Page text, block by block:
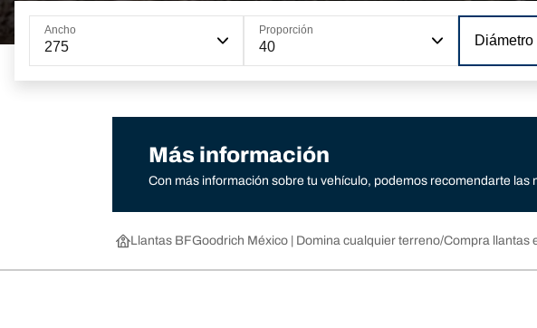
Ancho
275
Proporción
40 Diámetro
Más información
Con más información sobre tu vehículo, podemos recomendarte las
Llantas BFGoodrich México | Domina cualquier terreno Compra llantas